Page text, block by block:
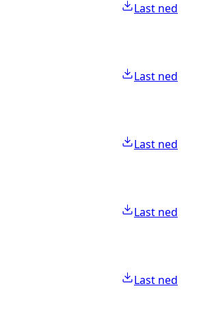
Last ned
Last ned
Last ned
Last ned
Last ned